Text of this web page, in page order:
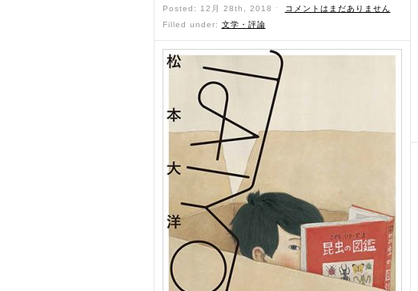
Posted: 12月 28th, 2018 ˑ
コメントはまだありません
Filled under: 文学・評論